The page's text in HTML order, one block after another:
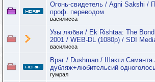
Огонь-свидетель / Agni Sakshi /
проф. переводом
василисса
Узы любви / Ek Rishtaa: The
2001 / WEB-DL (1080p) / SDI
василисса
Враг / Dushman / Шакти
дубляж+любительсий
гумрал